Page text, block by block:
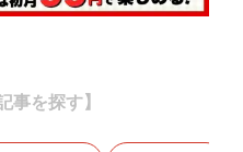
事を探す】